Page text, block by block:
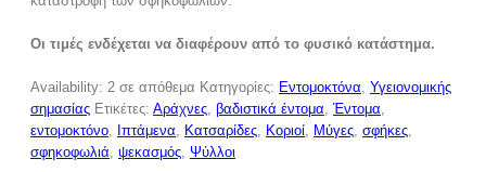
Οι τιμές ενδέχεται να διαφέρουν από το φυσικό κατάστημα.
Availability: 2 σε απόθεμα Κατηγορίες: Εντομοκτόνα, Υγειονομικής
σημασίας Ετικέτες: Αράχνες, βαδιστικά έντομα, Έντομα,
εντομοκτόνο, Ιπτάμενα, Κατσαρίδες, Κοριοί, Μύγες, σφήκες,
σφηκοφωλιά, ψεκασμός, Ψύλλοι